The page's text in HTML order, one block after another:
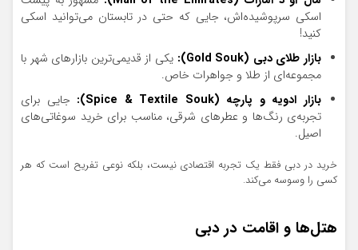
اسکی سرپوشیده‌اش، جایی که حتی در تابستان می‌توانید اسکی
کنید!
بازار طلای دبی (Gold Souk):
یکی از قدیمی‌ترین بازارهای شهر با
مجموعه‌ای از طلا و جواهرات خاص.
بازار ادویه و پارچه (Spice & Textile Souk):
جایی برای
تجربه‌ی رنگ‌ها و عطرهای شرقی، مناسب برای خرید سوغاتی‌های
اصیل.
خرید در دبی فقط یک تجربه اقتصادی نیست، بلکه نوعی تفریح است که هر
کسی را وسوسه می‌کند.
هتل‌ها و اقامت در دبی